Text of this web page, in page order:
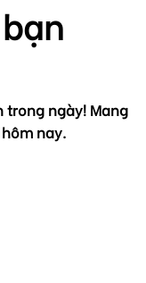
trong ngày! Mang
nay.